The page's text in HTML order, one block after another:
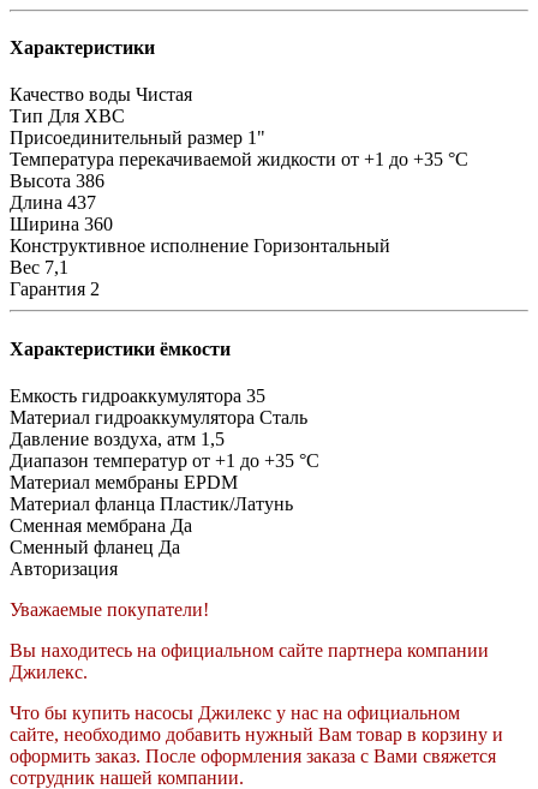
Характеристики
Качество воды Чистая
Тип Для ХВС
Присоединительный размер 1"
Температура перекачиваемой жидкости от +1 до +35 °C
Высота 386
Длина 437
Ширина 360
Конструктивное исполнение Горизонтальный
Вес 7,1
Гарантия 2
Характеристики ёмкости
Емкость гидроаккумулятора 35
Материал гидроаккумулятора Сталь
Давление воздуха, атм 1,5
Диапазон температур от +1 до +35 °C
Материал мембраны EPDM
Материал фланца Пластик/Латунь
Сменная мембрана Да
Сменный фланец Да
Авторизация
Уважаемые покупатели!
Вы находитесь на официальном сайте партнера компании
Джилекс.
Что бы купить насосы Джилекс у нас на официальном
сайте, необходимо добавить нужный Вам товар в корзину и
оформить заказ. После оформления заказа с Вами свяжется
сотрудник нашей компании.